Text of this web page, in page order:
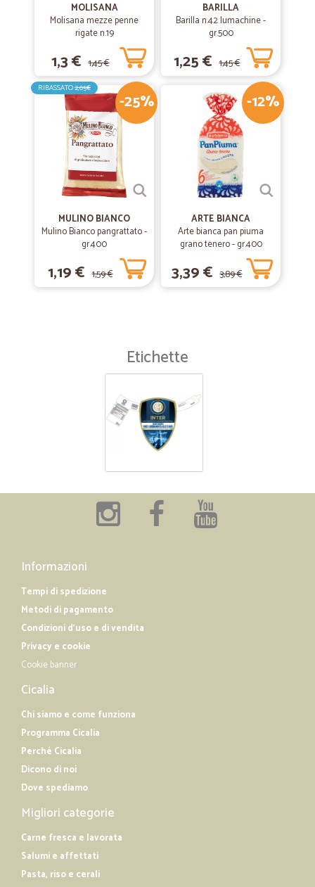
MOLISANA
Molisana mezze penne
rigate n.19
1,3 € 1,45 €
BARILLA
Barilla n.42 lumachine -
gr.500
1,25 € 1,45 €
-25%
RIBASSATO2,05€
MULINO BIANCO
Mulino Bianco pangrattato -
gr.400
1,19 € 1,59 €
-12%
ARTE BIANCA
Arte bianca pan piuma
grano tenero - gr.400
3,39 € 3,89 €
Etichette
Informazioni
Tempi di spedizione
Metodi di pagamento
Condizioni d'uso e di vendita
Privacy e cookie
Cookie banner
Cicalia
Chi siamo e come funziona
Programma Cicalia
Perché Cicalia
Dicono di noi
Dove spediamo
Migliori categorie
Carne fresca e lavorata
Salumi e affettati
Pasta, riso e cerali